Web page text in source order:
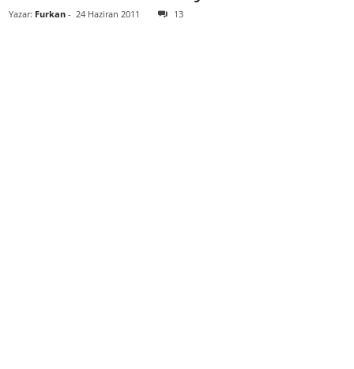
Yazar: Furkan - 24 Haziran 2011 13